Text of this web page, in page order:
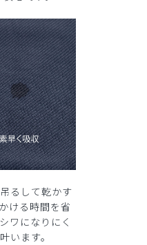
るして乾かす
ける時間を省
ワになりにく
います。